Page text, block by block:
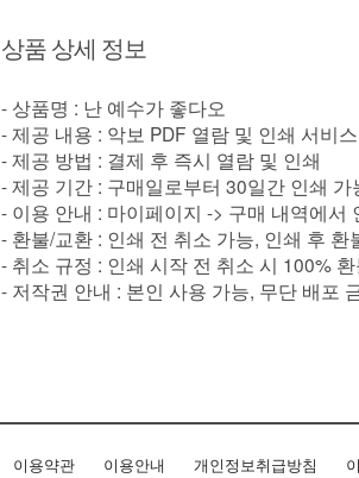
상품 상세 정보
- 상품명 : 난 예수가 좋다오
- 제공 내용 : 악보 PDF 열람 및 인쇄 서비스
- 제공 방법 : 결제 후 즉시 열람 및 인쇄
- 제공 기간 : 구매일로부터 30일간 인쇄
- 이용 안내 : 마이페이지 -> 구매 내역에서
- 환불/교환 : 인쇄 전 취소 가능, 인쇄 후 환
- 취소 규정 : 인쇄 시작 전 취소 시 100%
- 저작권 안내 : 본인 사용 가능, 무단 배포
이용약관 이용안내 개인정보취급방침